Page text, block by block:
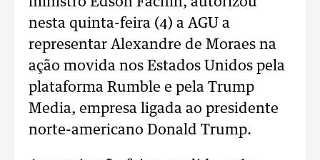
nesta quinta-feira (4) a AGU a
representar Alexandre de Moraes na
ação movida nos Estados Unidos pela
plataforma Rumble e pela Trump
Media, empresa ligada ao presidente
norte-americano Donald Trump.